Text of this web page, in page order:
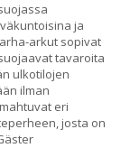
ja
arkut sopivat
tavaroita
ulkotilojen
ilman
eri
josta on